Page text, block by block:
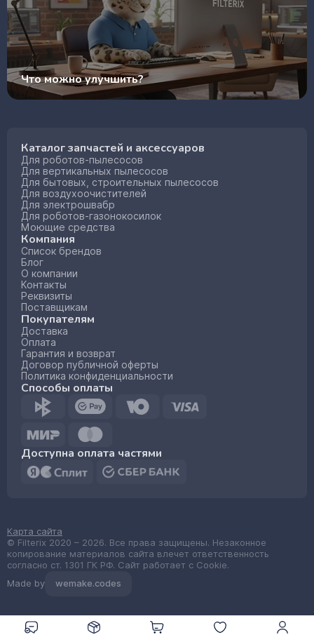
Что можно улучшить?
Каталог запчастей и аксессуаров
Для роботов-пылесосов
Для вертикальных пылесосов
Для бытовых, строительных пылесосов
Для воздухоочистителей
Для электрошвабр
Для роботов-газонокосилок
Моющие средства
Компания
Список брендов
Блог
О компании
Контакты
Реквизиты
Поставщикам
Покупателям
Доставка
Оплата
Гарантия и возврат
Договор публичной оферты
Политика конфиденциальности
Способы оплаты
Доступна оплата частями
© Filterix 2020 – 2026. Все права защищены. Незаконное
копирование материалов сайта влечет ответственность
согласно ст. 1301 ГК РФ. Сайт работает с Cookie.
Карта сайта
Made by wemake.codes